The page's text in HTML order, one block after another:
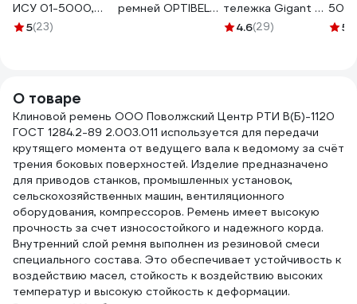
ИСУ 01-5000,
IP23, ИУ
5(23)
ремней OPTIBELT тележка Gigant 5
секций GTTS-5
4.6(29)
500
5
О товаре
Клиновой ремень ООО Поволжский Центр РТИ В(Б)-1120
ГОСТ 1284.2-89 2.003.011 используется для передачи
крутящего момента от ведущего вала к ведомому за счёт
трения боковых поверхностей. Изделие предназначено
для приводов станков, промышленных установок,
сельскохозяйственных машин, вентиляционного
оборудования, компрессоров. Ремень имеет высокую
прочность за счет износостойкого и надежного корда.
Внутренний слой ремня выполнен из резиновой смеси
специального состава. Это обеспечивает устойчивость к
воздействию масел, стойкость к воздействию высоких
температур и высокую стойкость к деформации.